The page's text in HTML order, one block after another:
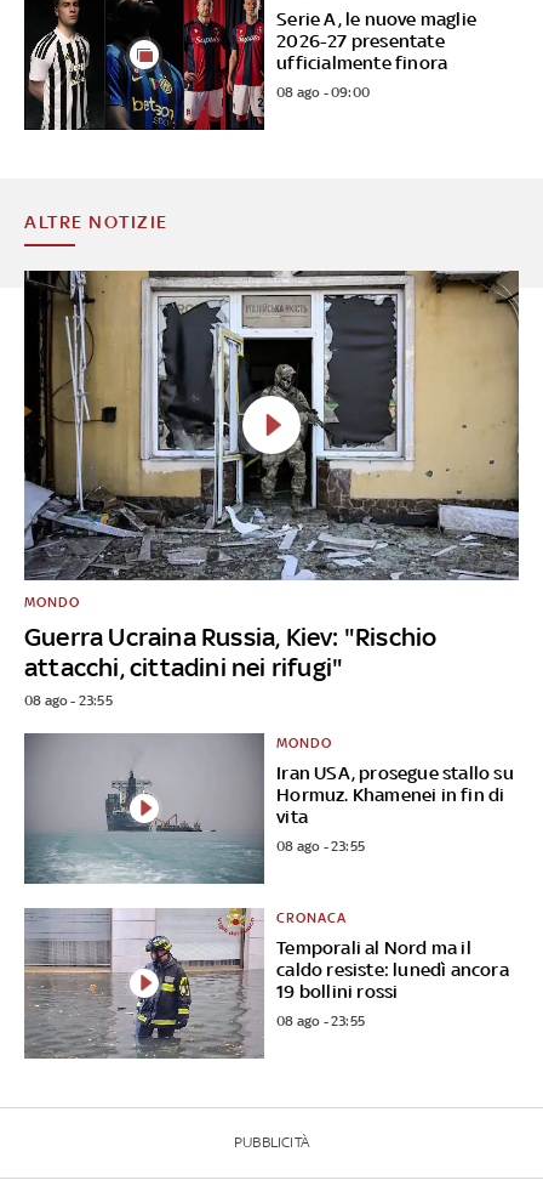
Serie A, le nuove maglie
2026-27 presentate
ufficialmente finora
08 ago - 09:00
ALTRE NOTIZIE
Guerra Ucraina Russia, Kiev: "Rischio
attacchi, cittadini nei rifugi"
MONDO
08 ago - 23:55
Iran USA, prosegue stallo su
Hormuz. Khamenei in fin di
vita
MONDO
08 ago - 23:55
Temporali al Nord ma il
caldo resiste: lunedì ancora
19 bollini rossi
CRONACA
08 ago - 23:55
PUBBLICITÀ